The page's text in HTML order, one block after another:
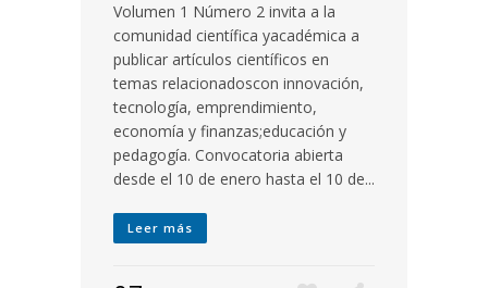
Volumen 1 Número 2 invita a la
comunidad científica yacadémica a
publicar artículos científicos en
temas relacionadoscon innovación,
tecnología, emprendimiento,
economía y finanzas;educación y
pedagogía. Convocatoria abierta
desde el 10 de enero hasta el 10 de...
Leer más